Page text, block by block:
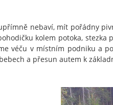
nebaví, mít pořádny
kolem potoka, stezka
véču v místním podniku a
a přesun autem k